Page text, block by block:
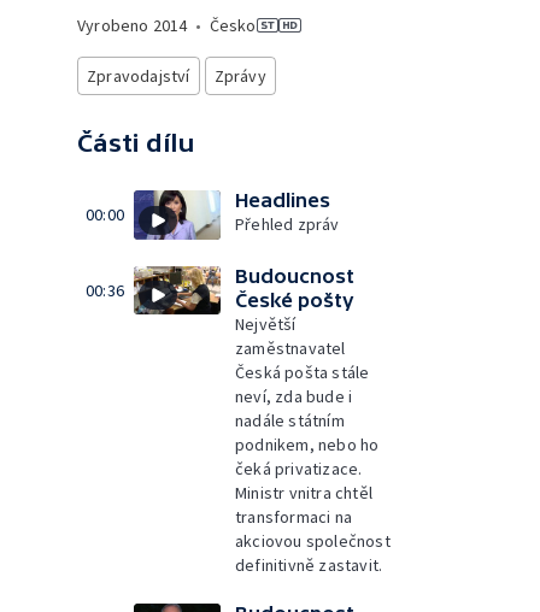
Vyrobeno 2014• Česko
Zpravodajství Zprávy
Části dílu
00:00
Headlines
Přehled zpráv
00:36
Budoucnost
České pošty
Největší
zaměstnavatel
Česká pošta stále
neví, zda bude i
nadále státním
podnikem, nebo ho
čeká privatizace.
Ministr vnitra chtěl
transformaci na
akciovou společnost
definitivně zastavit.